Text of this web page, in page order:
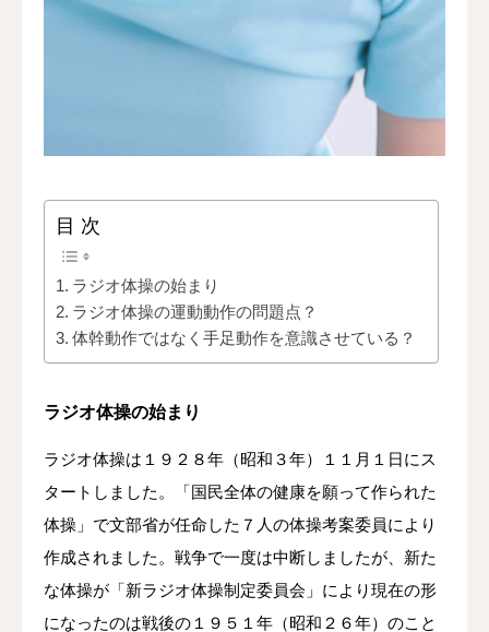
目 次
ラジオ体操の始まり
ラジオ体操の運動動作の問題点？
体幹動作ではなく手足動作を意識させている？
ラジオ体操の始まり
ラジオ体操は１９２８年（昭和３年）１１月１日にス
タートしました。「国民全体の健康を願って作られた
体操」で文部省が任命した７人の体操考案委員により
作成されました。戦争で一度は中断しましたが、新た
な体操が「新ラジオ体操制定委員会」により現在の形
になったのは戦後の１９５１年（昭和２６年）のこと